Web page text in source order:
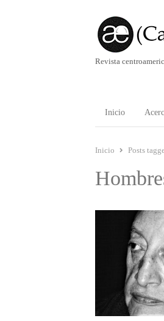
Revista
Inicio
Inicio Posts